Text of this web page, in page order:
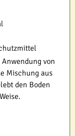
von
Mischung aus
den Boden